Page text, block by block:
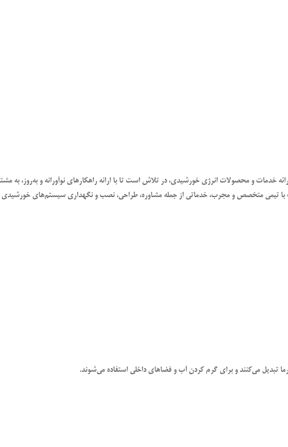
خدمات و محصولات انرژی خورشیدی، در تلاش است تا با ارائه راهکارهای نوآورانه و به‌روز، به
با تیمی متخصص و مجرب، خدماتی از جمله مشاوره، طراحی، نصب و نگهداری سیستم‌های خورشیدی
تبدیل می‌کنند و برای گرم کردن آب و فضاهای داخلی استفاده می‌شوند.